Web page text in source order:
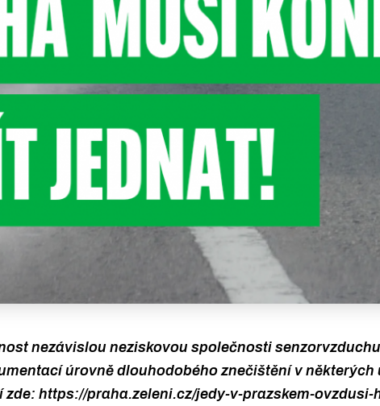
nezávislou neziskovou společnosti
úrovně dlouhodobého znečištění v některých
zde: https://praha.zeleni.cz/jedy-v-prazskem-